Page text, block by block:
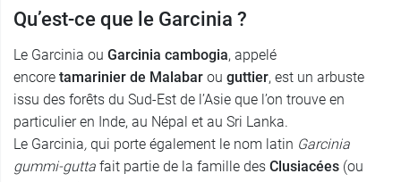
Qu’est-ce que le Garcinia ?
Le Garcinia ou Garcinia cambogia, appelé
encore tamarinier de Malabar ou guttier, est un arbuste
issu des forêts du Sud-Est de l’Asie que l’on trouve en
particulier en Inde, au Népal et au Sri Lanka.
Le Garcinia, qui porte également le nom latin Garcinia
gummi-gutta fait partie de la famille des Clusiacées (ou